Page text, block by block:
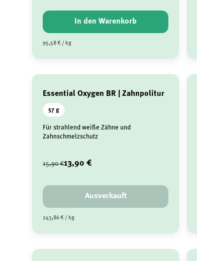
In den Warenkorb
95,58 € / kg
Essential Oxygen BR | Zahnpolitur
57 g
Für strahlend weiße Zähne und
Zahnschmelzschutz
15,90 €13,90 €
Ausverkauft
243,86 € / kg